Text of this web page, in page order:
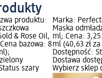
produktu:
& Rose Oil,
bazowa: 8
szary
Marka:
Maska
ml; Cena: 3,25
ml (40,63 zł
Dostępność:
Dostawa
Wybierz sklep